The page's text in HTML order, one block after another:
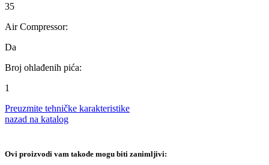
35
Air Compressor:
Da
Broj ohlađenih pića:
1
Preuzmite tehničke karakteristike
nazad na katalog
Ovi proizvodi vam takođe mogu biti zanimljivi: